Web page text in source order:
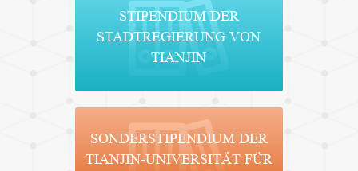
STIPENDIUM DER
STADTREGIERUNG VON
TIANJIN
SONDERSTIPENDIUM DER
TIANJIN-UNIVERSITÄT FÜR